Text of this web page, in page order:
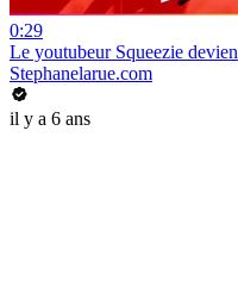
0:29
Le youtubeur Squeezie
Stephanelarue.com
il y a 6 ans